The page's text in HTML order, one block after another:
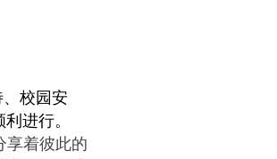
校园安
进行。
享着彼此的